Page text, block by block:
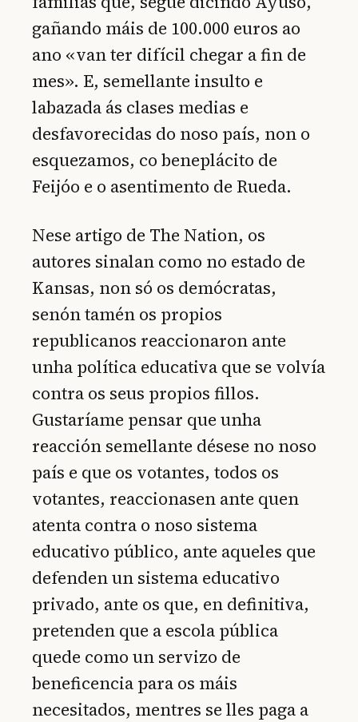
gañando máis de 100.000 euros ao
ano «van ter difícil chegar a fin de
mes». E, semellante insulto e
labazada ás clases medias e
desfavorecidas do noso país, non o
esquezamos, co beneplácito de
Feijóo e o asentimento de Rueda.
Nese artigo de The Nation, os
autores sinalan como no estado de
Kansas, non só os demócratas,
senón tamén os propios
republicanos reaccionaron ante
unha política educativa que se volvía
contra os seus propios fillos.
Gustaríame pensar que unha
reacción semellante désese no noso
país e que os votantes, todos os
votantes, reaccionasen ante quen
atenta contra o noso sistema
educativo público, ante aqueles que
defenden un sistema educativo
privado, ante os que, en definitiva,
pretenden que a escola pública
quede como un servizo de
beneficencia para os máis
necesitados, mentres se lles paga a